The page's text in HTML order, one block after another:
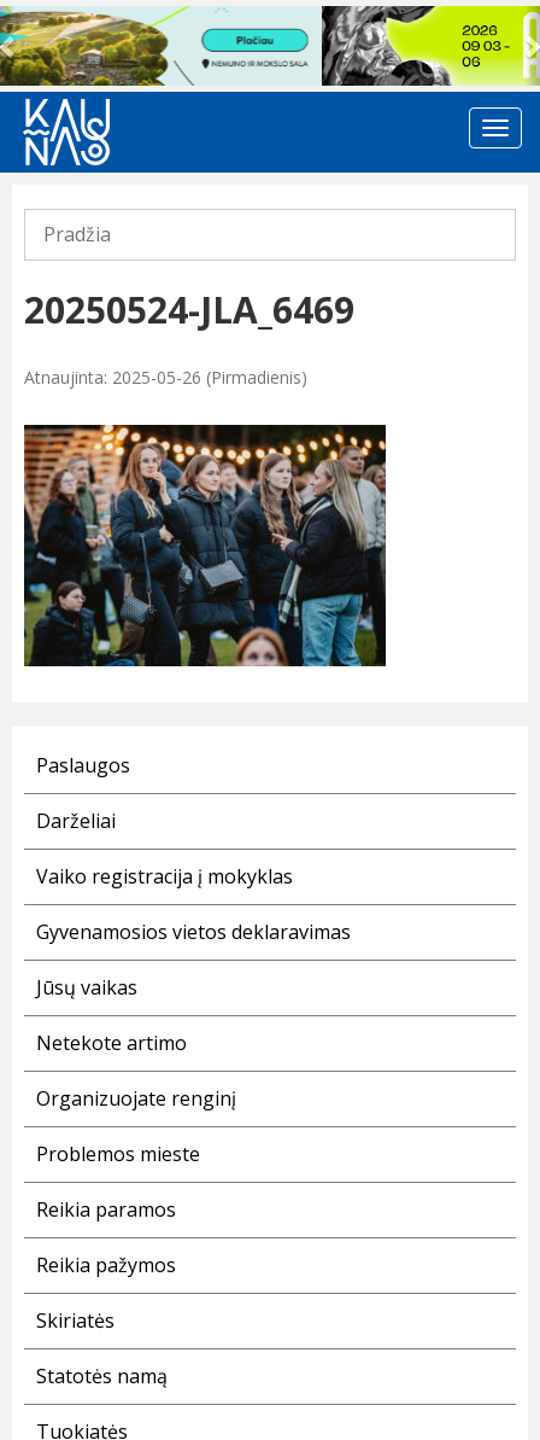
Previous
Pradžia
20250524-JLA_6469
Atnaujinta: 2025-05-26 (Pirmadienis)
Paslaugos
Darželiai
Vaiko registracija į mokyklas
Gyvenamosios vietos deklaravimas
Jūsų vaikas
Netekote artimo
Organizuojate renginį
Problemos mieste
Reikia paramos
Reikia pažymos
Skiriatės
Statotės namą
Tuokiatės